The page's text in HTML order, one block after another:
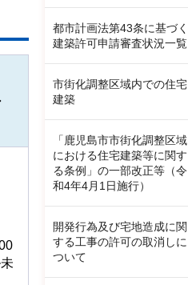
都市計画法第43条に基づく
建築許可申請審査状況一覧
市街化調整区域内での住宅
建築
「鹿児島市市街化調整区域
における住宅建築等に関す
る条例」の一部改正等（令
和4年4月1日施行）
開発行為及び宅地造成に関
する工事の許可の取消しに
ついて